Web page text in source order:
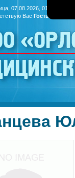
07.08.2026, 01:46
Вас Гость